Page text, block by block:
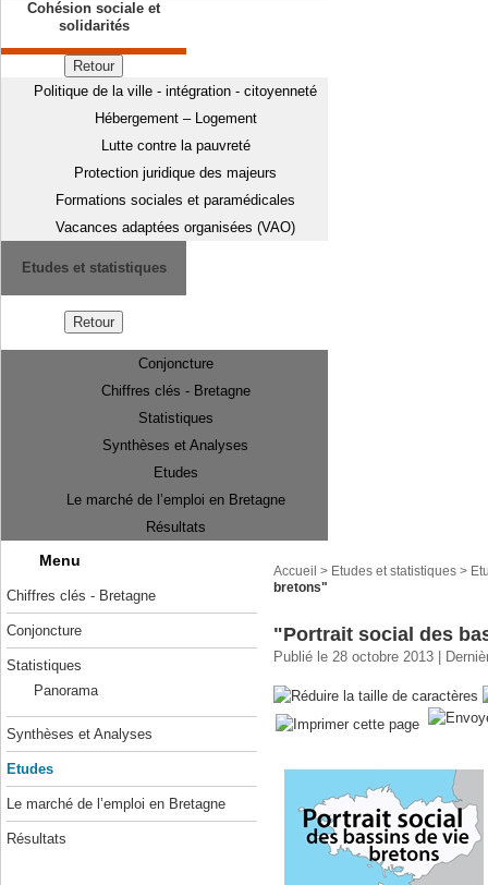
Cohésion sociale et
solidarités
Retour
Politique de la ville - intégration - citoyenneté
Hébergement – Logement
Lutte contre la pauvreté
Protection juridique des majeurs
Formations sociales et paramédicales
Vacances adaptées organisées (VAO)
Etudes et statistiques
Retour
Conjoncture
Chiffres clés - Bretagne
Statistiques
Synthèses et Analyses
Etudes
Le marché de l’emploi en Bretagne
Résultats
Menu
Chiffres clés - Bretagne
Conjoncture
Statistiques
Panorama
Synthèses et Analyses
Etudes
Le marché de l’emploi en Bretagne
Résultats
Accueil > Etudes et statistiques >
bretons"
"Portrait social des
Publié le 28 octobre 2013 |